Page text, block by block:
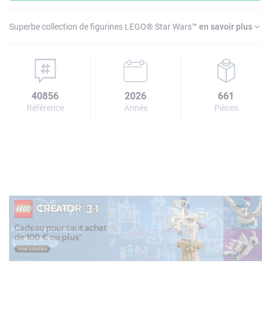
Superbe collection de figurines LEGO® Star Wars™ en savoir plus
40856
Référence
2026
Année
661
Pièces